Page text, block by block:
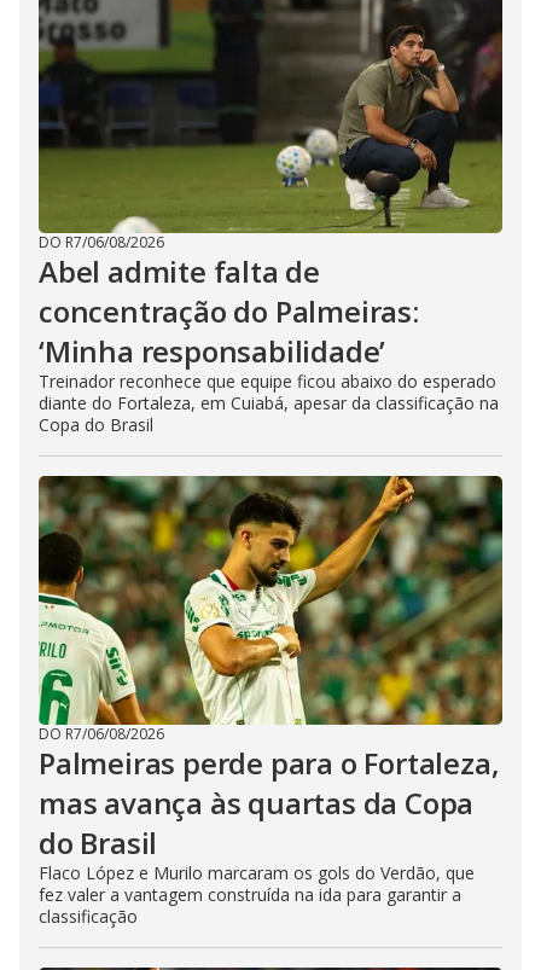
DO R7/06/08/2026
Abel admite falta de
concentração do Palmeiras:
‘Minha responsabilidade’
Treinador reconhece que equipe ficou abaixo do esperado
diante do Fortaleza, em Cuiabá, apesar da classificação na
Copa do Brasil
DO R7/06/08/2026
Palmeiras perde para o Fortaleza,
mas avança às quartas da Copa
do Brasil
Flaco López e Murilo marcaram os gols do Verdão, que
fez valer a vantagem construída na ida para garantir a
classificação